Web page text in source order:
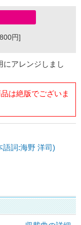
円]
にアレンジしまし
は絶版でございま
語詞:海野 洋司)